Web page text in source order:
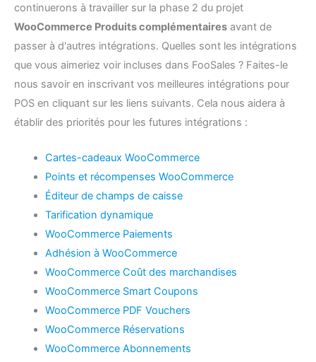
continuerons à travailler sur la phase 2 du projet
WooCommerce Produits complémentaires avant de
passer à d'autres intégrations. Quelles sont les intégrations
que vous aimeriez voir incluses dans FooSales ? Faites-le
nous savoir en inscrivant vos meilleures intégrations pour
POS en cliquant sur les liens suivants. Cela nous aidera à
établir des priorités pour les futures intégrations :
Cartes-cadeaux WooCommerce
Points et récompenses WooCommerce
Éditeur de champs de caisse
Tarification dynamique
WooCommerce Paiements
Adhésion à WooCommerce
WooCommerce Coût des marchandises
WooCommerce Smart Coupons
WooCommerce PDF Vouchers
WooCommerce Réservations
WooCommerce Abonnements